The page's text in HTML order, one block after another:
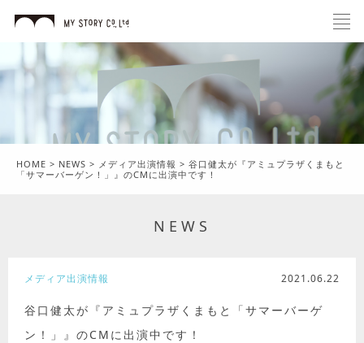
HOME > NEWS > メディア出演情報 > 谷口健太が『アミュプラザくまもと
「サマーバーゲン！」』のCMに出演中です！
NEWS
谷口健太が『アミュプラザくまもと「サマーバーゲ
ン！」』のCMに出演中です！
メディア出演情報 2021.06.22